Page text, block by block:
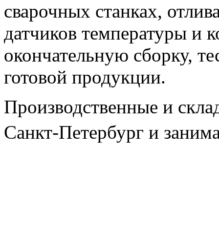
сварочных станках,
датчиков температуры и
окончательную сборку,
готовой продукции.
Производственные и
Санкт-Петербург и